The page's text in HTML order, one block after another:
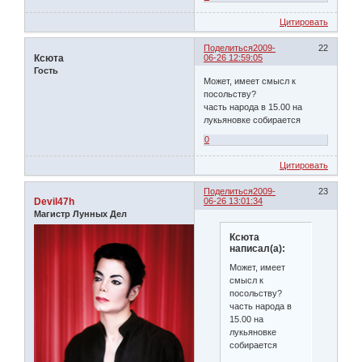
Цитировать
Поделиться 22
2009-
06-26 12:59:05
Ксюта
Гость
Может, имеет смысл к
посольству?
часть народа в 15.00 на
лукьяновке собирается
0
Цитировать
Поделиться 23
2009-
06-26 13:01:34
Devil47h
Магистр Лунных Дел
Ксюта
написал(а):
Может, имеет
смысл к
посольству?
часть народа в
15.00 на
лукьяновке
собирается